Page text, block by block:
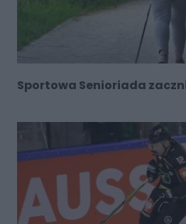
Sportowa Senioriada